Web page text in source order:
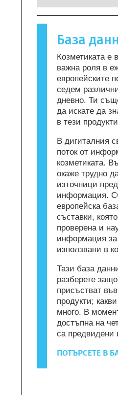
ендокринни
повечето хора.
алергична
Козметиката и
могат да
бъдат алергични
означава, че
употреба от
База
Козметиката е
важна роля в
европейските
седем
дневно. Ти
да искате да
в тези
В дигиталния
поток от
козметиката.
окаже трудно
източници
информация.
европейска
съставки,
проверена и
информация за
използвани в
Тази база
разберете
присъстват
продукти;
много. В
достъпна на
са предвидени
ПОТЪРСЕТЕ В